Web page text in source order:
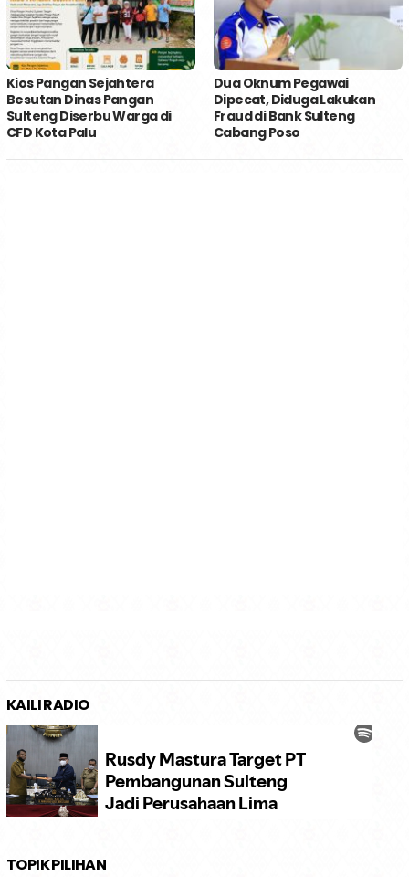
Kios Pangan Sejahtera
Besutan Dinas Pangan
Sulteng Diserbu Warga di
CFD Kota Palu
Dua Oknum Pegawai
Dipecat, Diduga Lakukan
Fraud di Bank Sulteng
Cabang Poso
KAILI RADIO
TOPIK PILIHAN